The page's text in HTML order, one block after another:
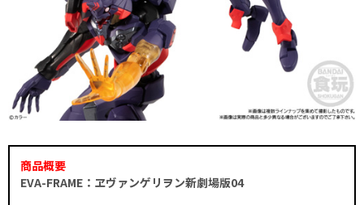
商品概要
EVA-FRAME：ヱヴァンゲリヲン新劇場版04